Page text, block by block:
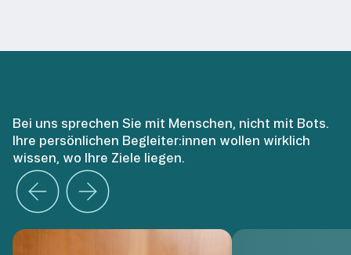
Bei uns sprechen Sie mit Menschen, nicht mit Bots.
Ihre persönlichen Begleiter:innen wollen wirklich
wissen, wo Ihre Ziele liegen.